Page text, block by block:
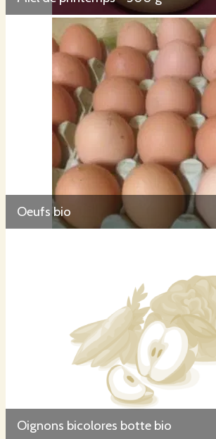
Oeufs bio
Oignons bicolores botte bio